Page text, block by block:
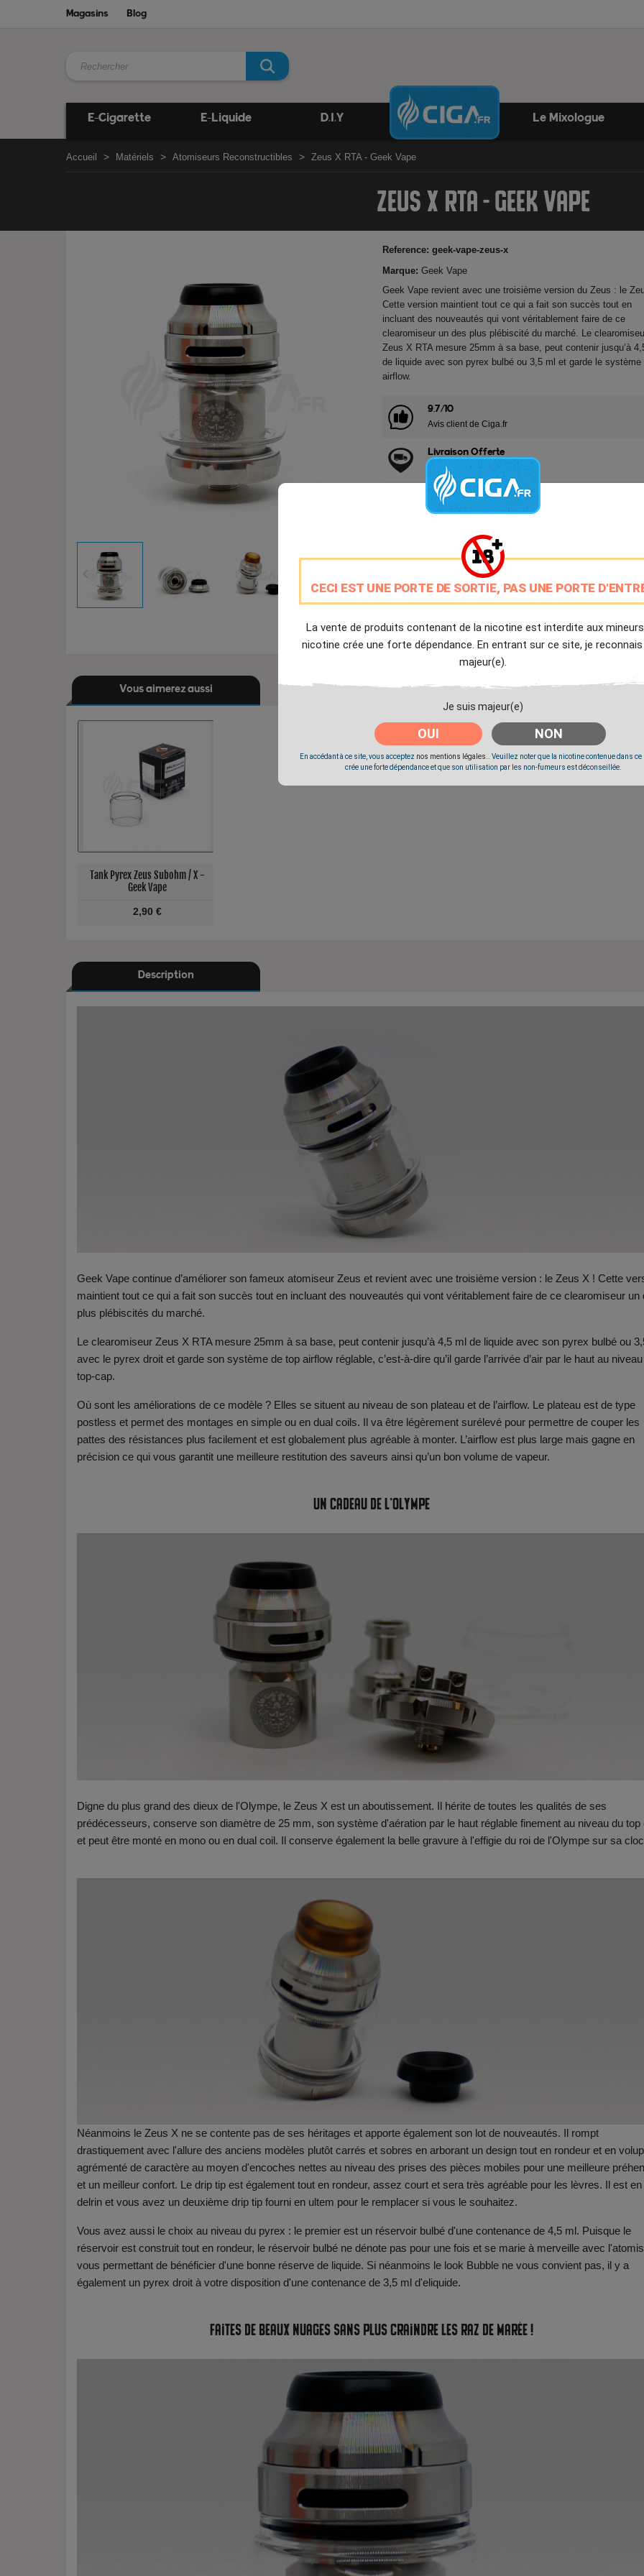
CECI EST UNE PORTE DE SORTIE, PAS UNE PORTE
La vente de produits contenant de la nicotine est interdite aux
nicotine crée une forte dépendance. En entrant sur ce site, je
majeur(e).
Je suis majeur(e)
OUI NON
En accédant à ce site, vous acceptez nos mentions légales.
. Veuillez noter que la nicotine contenue dans
crée une forte dépendance et que son utilisation par les non-fumeurs est déconseillée.
Magasins Blog
E-Cigarette E-Liquide D.I.Y Le Mixologue
Accueil Matériels Atomiseurs Reconstructibles Zeus X RTA - Geek Vape
ZEUS X RTA - GEEK VAPE
Reference: geek-vape-zeus-x
Marque: Geek Vape
Geek Vape revient avec une troisième version du Zeus : le
Cette version maintient tout ce qui a fait son succès tout en
incluant des nouveautés qui vont véritablement faire de ce
clearomiseur un des plus plébiscité du marché. Le
Zeus X RTA mesure 25mm à sa base, peut contenir jusqu’à
de liquide avec son pyrex bulbé ou 3,5 ml et garde le système
airflow.
9.7/10
Avis client de Ciga.fr
Livraison Offerte
à partir de 20€
Expédition Immédiate
Commande passée avant 14h
Partager Tweet
Vous aimerez aussi
Tank Pyrex Zeus Subohm / X -
Geek Vape
Prix
2,90 €
Description
Geek Vape continue d’améliorer son fameux atomiseur Zeus et revient avec une troisième version : le Zeus X ! Cette
maintient tout ce qui a fait son succès tout en incluant des nouveautés qui vont véritablement faire de ce clearomiseur un
plus plébiscités du marché.
Le clearomiseur Zeus X RTA mesure 25mm à sa base, peut contenir jusqu’à 4,5 ml de liquide avec son pyrex bulbé ou
avec le pyrex droit et garde son système de top airflow réglable, c’est-à-dire qu’il garde l’arrivée d’air par le haut au
top-cap.
Où sont les améliorations de ce modèle ? Elles se situent au niveau de son plateau et de l’airflow. Le plateau est de type
postless et permet des montages en simple ou en dual coils. Il va être légèrement surélevé pour permettre de couper les
pattes des résistances plus facilement et est globalement plus agréable à monter. L’airflow est plus large mais gagne en
précision ce qui vous garantit une meilleure restitution des saveurs ainsi qu’un bon volume de vapeur.
Un cadeau de l'Olympe
Digne du plus grand des dieux de l'Olympe, le Zeus X est un aboutissement. Il hérite de toutes les qualités de ses
prédécesseurs, conserve son diamètre de 25 mm, son système d'aération par le haut réglable finement au niveau du top
et peut être monté en mono ou en dual coil. Il conserve également la belle gravure à l'effigie du roi de l'Olympe sur sa
Néanmoins le Zeus X ne se contente pas de ses héritages et apporte également son lot de nouveautés. Il rompt
drastiquement avec l'allure des anciens modèles plutôt carrés et sobres en arborant un design tout en rondeur et en
agrémenté de caractère au moyen d'encoches nettes au niveau des prises des pièces mobiles pour une meilleure
et un meilleur confort. Le drip tip est également tout en rondeur, assez court et sera très agréable pour les lèvres. Il est en
delrin et vous avez un deuxième drip tip fourni en ultem pour le remplacer si vous le souhaitez.
Vous avez aussi le choix au niveau du pyrex : le premier est un réservoir bulbé d'une contenance de 4,5 ml. Puisque le
réservoir est construit tout en rondeur, le réservoir bulbé ne dénote pas pour une fois et se marie à merveille avec
vous permettant de bénéficier d'une bonne réserve de liquide. Si néanmoins le look Bubble ne vous convient pas, il y a
également un pyrex droit à votre disposition d'une contenance de 3,5 ml d'eliquide.
Faites de beaux nuages sans plus craindre les raz de marée !